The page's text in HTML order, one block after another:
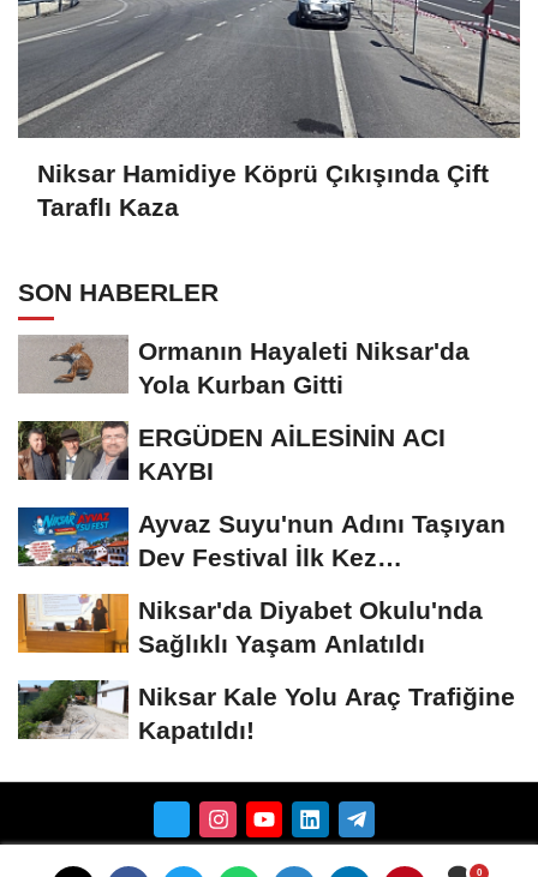
Niksar Hamidiye Köprü Çıkışında Çift
Taraflı Kaza
SON HABERLER
Ormanın Hayaleti Niksar'da
Yola Kurban Gitti
ERGÜDEN AİLESİNİN ACI
KAYBI
Ayvaz Suyu'nun Adını Taşıyan
Dev Festival İlk Kez
Niksar'da Diyabet Okulu'nda
Sağlıklı Yaşam Anlatıldı
Niksar Kale Yolu Araç Trafiğine
Kapatıldı!
Künye İletişim Çerez Politikası Gizlilik İlkeleri